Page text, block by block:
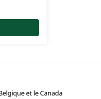
et le Canada